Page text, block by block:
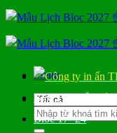
Bỏ
qua
nội
dung
Menu
Tìm
kiếm:
Bloc Đại Gắn Bìa
Bloc 17×24